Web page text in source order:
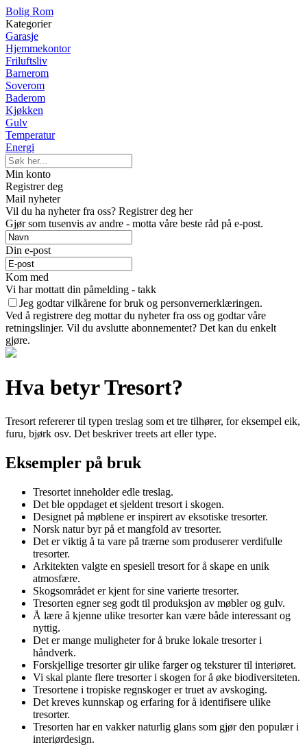
Bolig Rom
Kategorier
Garasje
Hjemmekontor
Friluftsliv
Barnerom
Soverom
Baderom
Kjøkken
Gulv
Temperatur
Energi
Min konto
Registrer deg
Mail nyheter
Vil du ha nyheter fra oss? Registrer deg her
Gjør som tusenvis av andre - motta våre beste råd på e-post.
Din e-post
Kom med
Vi har mottatt din påmelding - takk
Jeg godtar vilkårene for bruk og personvernerklæringen.
Ved å registrere deg mottar du nyheter fra oss og godtar våre
retningslinjer. Vil du avslutte abonnementet? Det kan du enkelt
gjøre.
Hva betyr Tresort?
Tresort refererer til typen treslag som et tre tilhører, for eksempel eik,
furu, bjørk osv. Det beskriver treets art eller type.
Eksempler på bruk
Tresortet inneholder edle treslag.
Det ble oppdaget et sjeldent tresort i skogen.
Designet på møblene er inspirert av eksotiske tresorter.
Norsk natur byr på et mangfold av tresorter.
Det er viktig å ta vare på trærne som produserer verdifulle
tresorter.
Arkitekten valgte en spesiell tresort for å skape en unik
atmosfære.
Skogsområdet er kjent for sine varierte tresorter.
Tresorten egner seg godt til produksjon av møbler og gulv.
Å lære å kjenne ulike tresorter kan være både interessant og
nyttig.
Det er mange muligheter for å bruke lokale tresorter i
håndverk.
Forskjellige tresorter gir ulike farger og teksturer til interiøret.
Vi skal plante flere tresorter i skogen for å øke biodiversiteten.
Tresortene i tropiske regnskoger er truet av avskoging.
Det kreves kunnskap og erfaring for å identifisere ulike
tresorter.
Tresorten har en vakker naturlig glans som gjør den populær i
interiørdesign.